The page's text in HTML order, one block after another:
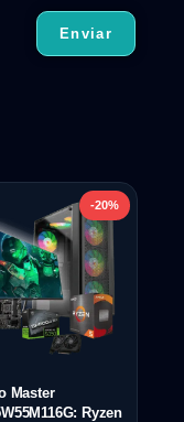
-20%
Master
Ryzen